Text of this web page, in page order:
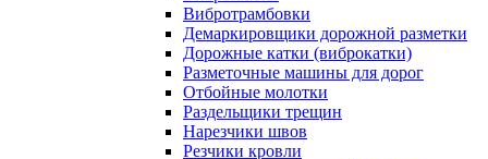
Вибротрамбовки
Демаркировщики дорожной разметки
Дорожные катки (виброкатки)
Разметочные машины для дорог
Отбойные молотки
Раздельщики трещин
Нарезчики швов
Резчики кровли